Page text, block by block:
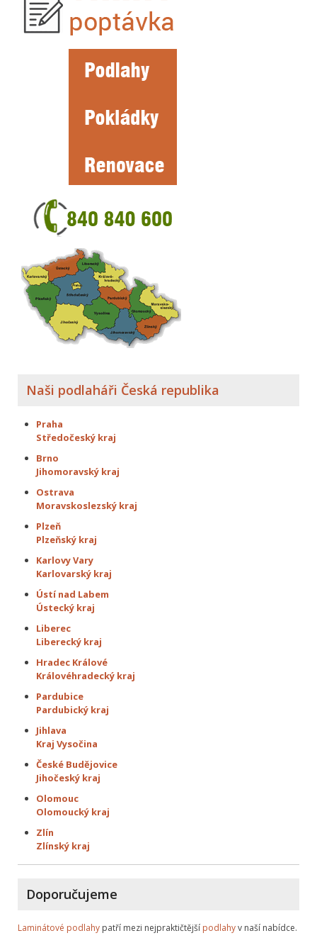
Naši podlaháři Česká republika
Praha
Středočeský kraj
Brno
Jihomoravský kraj
Ostrava
Moravskoslezský kraj
Plzeň
Plzeňský kraj
Karlovy Vary
Karlovarský kraj
Ústí nad Labem
Ústecký kraj
Liberec
Liberecký kraj
Hradec Králové
Královéhradecký kraj
Pardubice
Pardubický kraj
Jihlava
Kraj Vysočina
České Budějovice
Jihočeský kraj
Olomouc
Olomoucký kraj
Zlín
Zlínský kraj
Doporučujeme
Laminátové podlahy patří mezi nejpraktičtější podlahyv naší nabídce.